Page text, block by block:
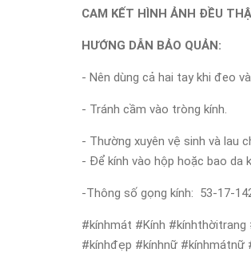
CAM KẾT HÌNH ẢNH ĐỀU
HƯỚNG DẪN BẢO QUẢN:
- Nên dùng cả hai tay khi đeo
- Tránh cầm vào tròng kính.
- Thường xuyên vệ sinh và lau
- Để kính vào hộp hoặc bao da
-Thông số gọng kính: 53-17-
#kínhmát #Kính
#kínhđẹp #kínhnữ #kínhmátnữ